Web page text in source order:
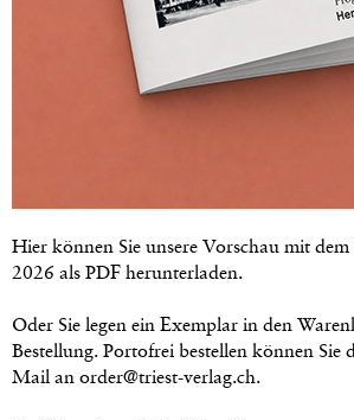
Hier können Sie unsere Vorschau mit
2026 als PDF herunterladen.
Oder Sie legen ein Exemplar in den
Bestellung. Portofrei bestellen können Sie
Mail an order@triest-verlag.ch.